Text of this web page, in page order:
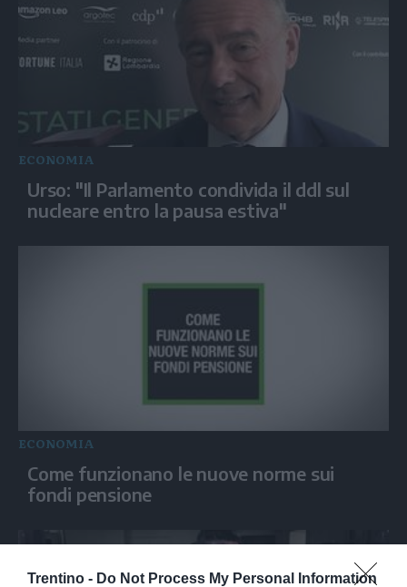
Trentino - Do Not Process My Personal Information
ECONOMIA
Urso: "Il Parlamento condivida il ddl sul
nucleare entro la pausa estiva"
ECONOMIA
Come funzionano le nuove norme sui
fondi pensione